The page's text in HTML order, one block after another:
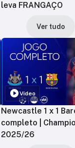
leva FRANGAÇO
Ver tudo
Vídeo
Newcastle 1 x 1
completo |
2025/26